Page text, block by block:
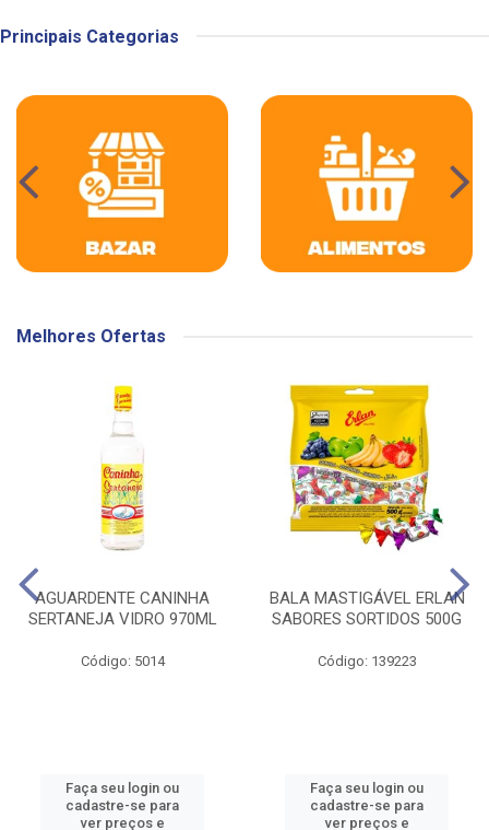
Principais Categorias
Melhores Ofertas
AGUARDENTE CANINHA
SERTANEJA VIDRO 970ML
Código: 5014
Faça seu login ou
cadastre-se para
ver preços e
BALA MASTIGÁVEL ERLAN
SABORES SORTIDOS 500G
Código: 139223
Faça seu login ou
cadastre-se para
ver preços e